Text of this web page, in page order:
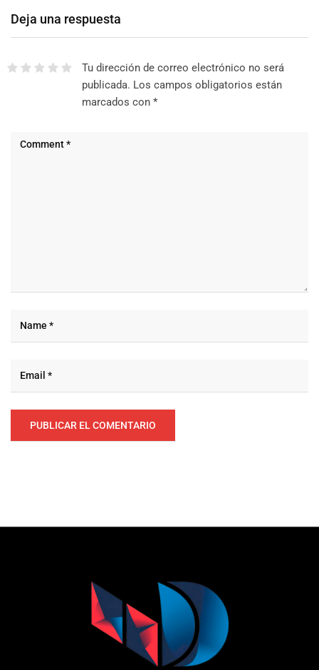
Deja una respuesta
Tu dirección de correo electrónico no será
publicada. Los campos obligatorios están
marcados con *